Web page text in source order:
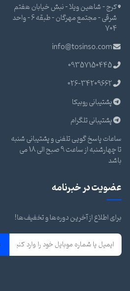
کرج - شاهین ویلا - نبش خیابان هفتم
شرقی - مجتمع مهرگان - طبقه 6 - واحد
704
info@tosinso.com
09357150445
026-34209662
پشتیبانی روبیکا
پشتیبانی تلگرام
ساعات پاسخ گویی تلفنی و پشتیبانی شنبه
تا چهارشنبه از ساعت 9 صبح الی 18 می
باشد
عضویت در خبرنامه
برای اطلاع از آخرین دوره‌ها و تخفیف‌ها!